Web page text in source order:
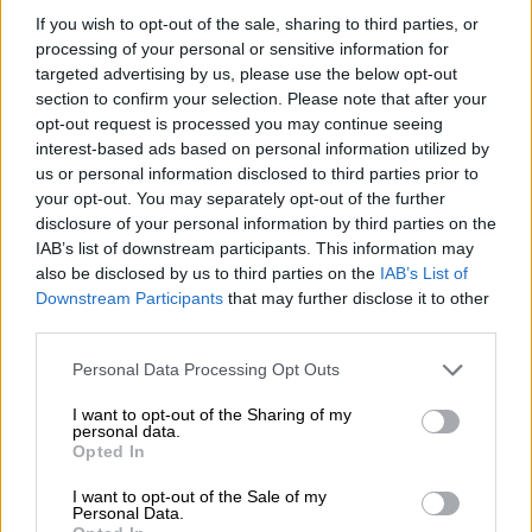
If you wish to opt-out of the sale, sharing to third parties, or
processing of your personal or sensitive information for
targeted advertising by us, please use the below opt-out
section to confirm your selection. Please note that after your
opt-out request is processed you may continue seeing
interest-based ads based on personal information utilized by
us or personal information disclosed to third parties prior to
your opt-out. You may separately opt-out of the further
disclosure of your personal information by third parties on the
IAB’s list of downstream participants. This information may
also be disclosed by us to third parties on the IAB’s List of
Downstream Participants that may further disclose it to other
Please note that this website/app uses one or more Google
not limited to your visit or usage behaviour. You may click to
grant or deny consent to Google and its third-party tags to
use your data for below specified purposes in below Google
consent section.
Personal Data Processing Opt Outs
I want to opt-out of the Sharing of my
personal data.
Opted In
I want to opt-out of the Sale of my
Personal Data.
Τι είναι η νέα λειτουργία του
Instagram
Οχρήστηςεύκολα μπορεί να ενεργοποιήσει
ή να απενεργοποιήσει την κοινοποίηση της
τοποθεσίας του από τις ρυθμίσεις της
εφαρμογής. Στην κατηγορία «notes» υπάρχει
πλέον ειδικό καρτελάκι όπου μπορεί ο
χρήστης να ανοίξει τον εν λόγω χάρτη, μέσα
από τον οποίο μπορεί ναβλέπει
τοποθεσία των φίλων του που έχουν
ενεργοποιήσει αυτή τη λειτουργία, αλλά και
περιεχόμενο
συγκεκριμένες τοποθεσίες.